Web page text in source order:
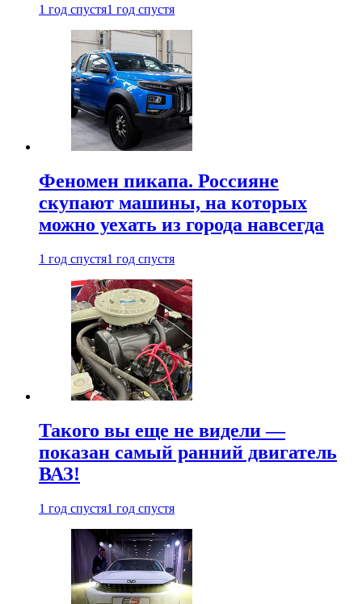
1 год спустя1 год спустя
Феномен пикапа. Россияне
скупают машины, на которых
можно уехать из города навсегда
1 год спустя1 год спустя
Такого вы еще не видели —
показан самый ранний двигатель
ВАЗ!
1 год спустя1 год спустя